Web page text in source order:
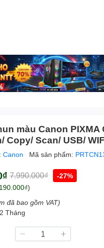
màu Canon PIXMA
Copy/ Scan/ USB/
Canon Mã sản phẩm:
7.990.000₫
-27%
)
đã bao gồm VAT)
Tháng